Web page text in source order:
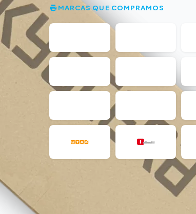
MARCAS QUE COMPRAMOS